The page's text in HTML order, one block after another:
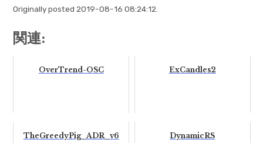
Originally posted 2019-08-16 08:24:12.
関連:
OverTrend-OSC ExCandles2
TheGreedyPig_ADR_v6 DynamicRS